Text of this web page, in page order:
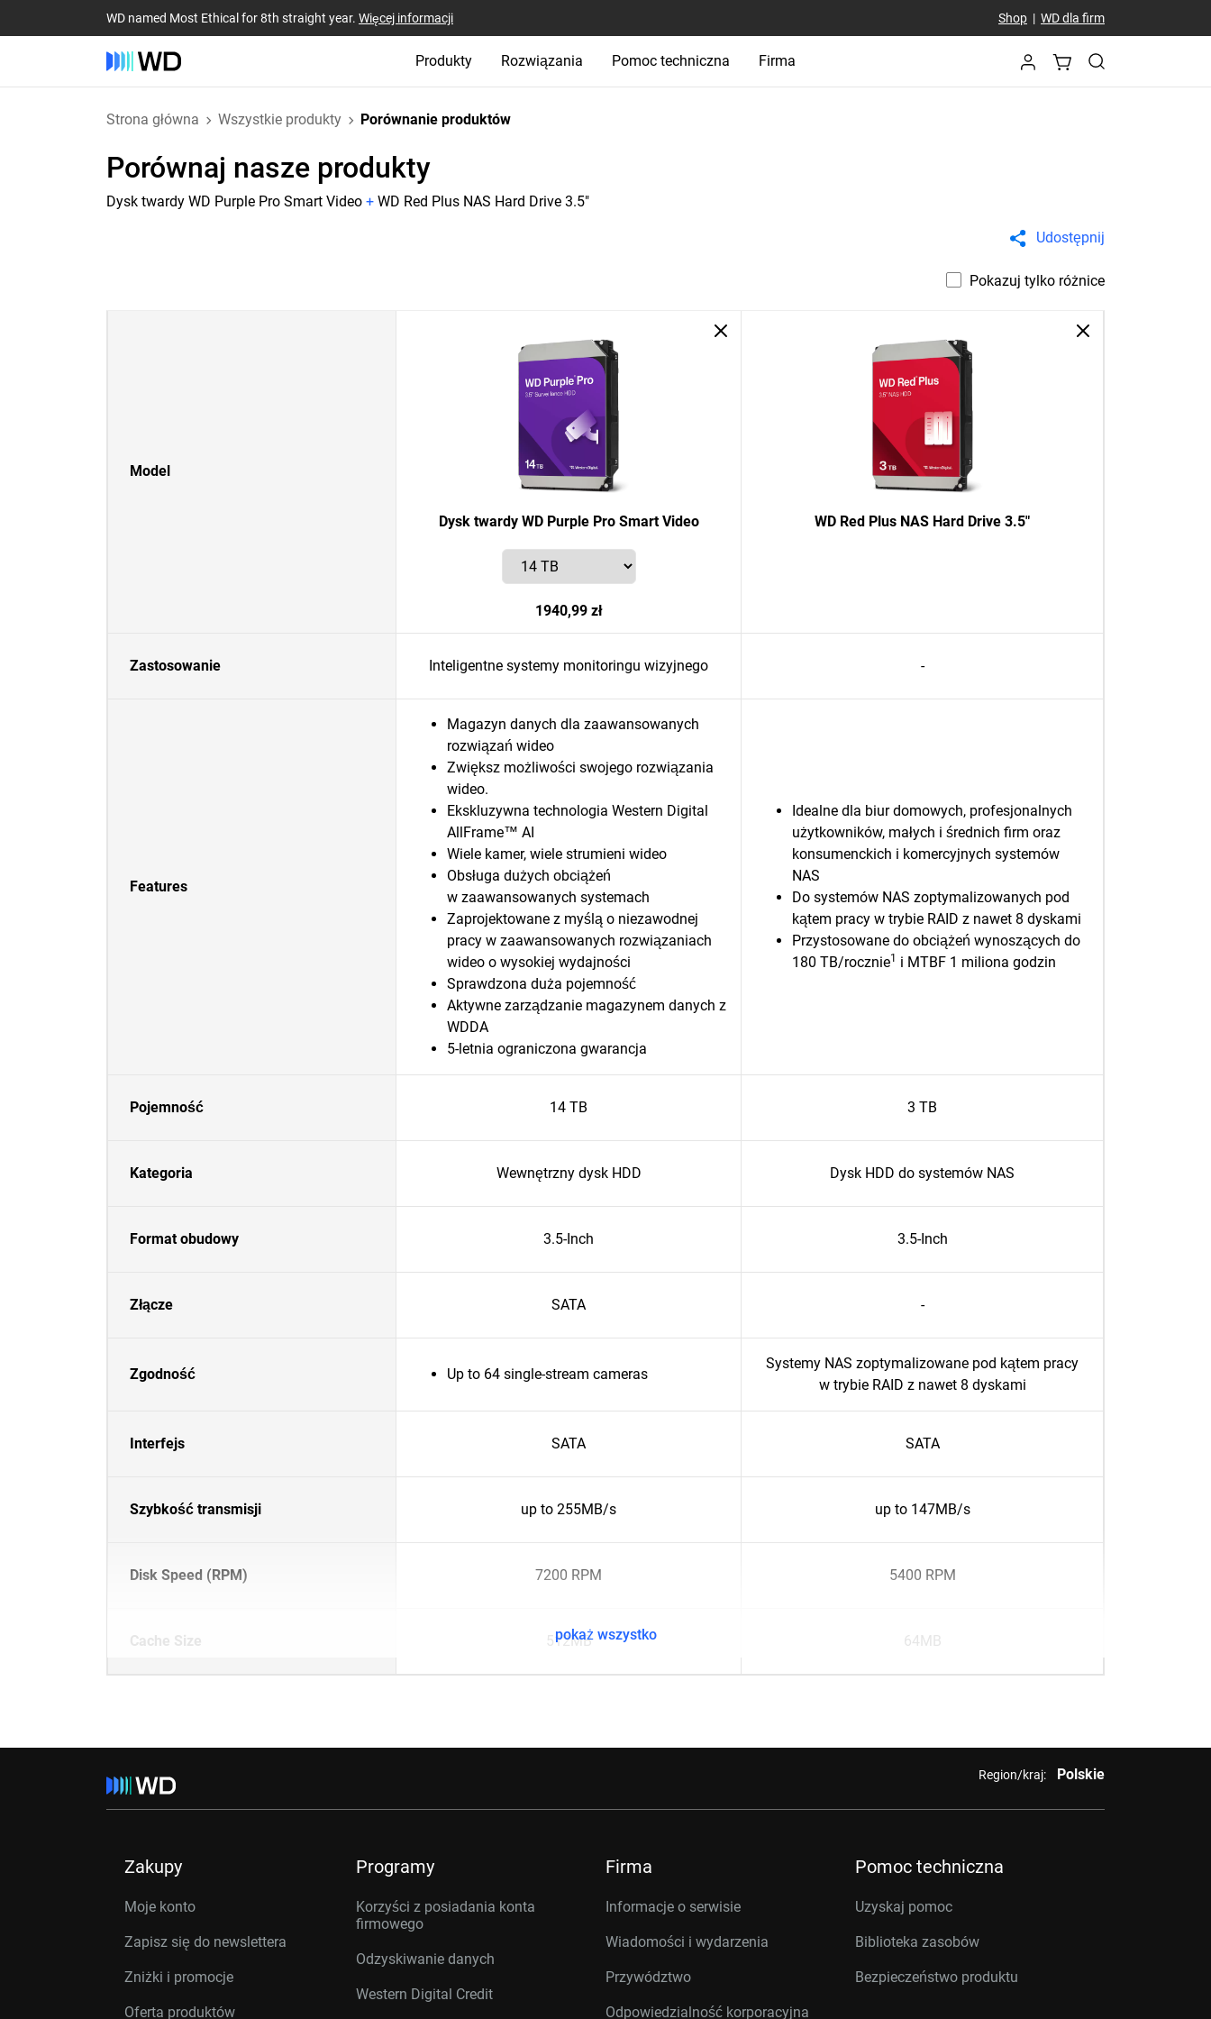
WD named Most Ethical for 8th straight year. Więcej informacji Shop| WD dla firm
Produkty Rozwiązania Pomoc techniczna Firma
Strona główna Wszystkie produkty Porównanie produktów
Porównaj nasze produkty
Dysk twardy WD Purple Pro Smart Video + WD Red Plus NAS Hard Drive 3.5"
Udostępnij
Pokazuj tylko różnice
Model
Dysk twardy WD Purple Pro Smart Video
1940,99 zł
WD Red Plus NAS Hard Drive 3.5"
Zastosowanie Inteligentne systemy monitoringu wizyjnego -
Features
Magazyn danych dla zaawansowanych
rozwiązań wideo
Zwiększ możliwości swojego rozwiązania
wideo.
Ekskluzywna technologia Western Digital
AllFrame™ AI
Wiele kamer, wiele strumieni wideo
Obsługa dużych obciążeń
w zaawansowanych systemach
Zaprojektowane z myślą o niezawodnej
pracy w zaawansowanych rozwiązaniach
wideo o wysokiej wydajności
Sprawdzona duża pojemność
Aktywne zarządzanie magazynem danych z
WDDA
5-letnia ograniczona gwarancja
Idealne dla biur domowych, profesjonalnych
użytkowników, małych i średnich firm oraz
konsumenckich i komercyjnych systemów
NAS
Do systemów NAS zoptymalizowanych pod
kątem pracy w trybie RAID z nawet 8 dyskami
Przystosowane do obciążeń wynoszących do
180 TB/rocznie1 i MTBF 1 miliona godzin
Pojemność 14 TB 3 TB
Kategoria Wewnętrzny dysk HDD Dysk HDD do systemów NAS
Format obudowy 3.5-Inch 3.5-Inch
Złącze SATA -
Zgodność Up to 64 single-stream cameras
Systemy NAS zoptymalizowane pod kątem pracy
w trybie RAID z nawet 8 dyskami
Interfejs SATA SATA
Szybkość transmisji up to 255MB/s up to 147MB/s
Disk Speed (RPM) 7200 RPM 5400 RPM
Cache Size 512MB 64MB
pokaż wszystko
Region/kraj: Polskie
Zakupy
Moje konto
Zapisz się do newslettera
Zniżki i promocje
Oferta produktów
Programy
Korzyści z posiadania konta
firmowego
Odzyskiwanie danych
Western Digital Credit
Firma
Informacje o serwisie
Wiadomości i wydarzenia
Przywództwo
Odpowiedzialność korporacyjna
Pomoc techniczna
Uzyskaj pomoc
Biblioteka zasobów
Bezpieczeństwo produktu